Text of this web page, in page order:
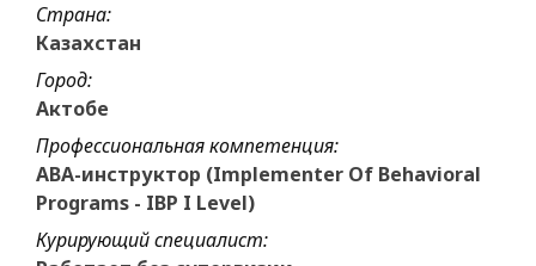
Страна:
Казахстан
Город:
Актобе
Профессиональная компетенция:
ABA-инструктор (Implementer Of Behavioral
Programs - IBP I Level)
Курирующий специалист: